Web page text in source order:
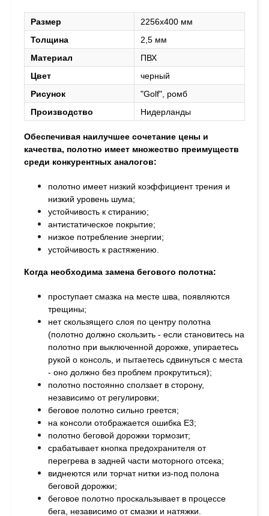
Размер
2256х400 мм
Толщина
2,5 мм
Материал
ПВХ
Цвет
черный
Рисунок
"Golf", ромб
Производство
Нидерланды
Обеспечивая наилучшее сочетание цены и
качества, полотно имеет множество преимуществ
среди конкурентных аналогов:
полотно имеет низкий коэффициент трения и
низкий уровень шума;
устойчивость к стиранию;
антистатическое покрытие;
низкое потребление энергии;
устойчивость к растяжению.
Когда необходима замена бегового полотна:
проступает смазка на месте шва, появляются
трещины;
нет скользящего слоя по центру полотна
(полотно должно скользить - если становитесь на
полотно при выключенной дорожке, упираетесь
рукой о консоль, и пытаетесь сдвинуться с места
- оно должно без проблем прокрутиться);
полотно постоянно сползает в сторону,
независимо от регулировки;
беговое полотно сильно греется;
на консоли отображается ошибка Е3;
полотно беговой дорожки тормозит;
срабатывает кнопка предохранителя от
перегрева в задней части моторного отсека;
виднеются или торчат нитки из-под полона
беговой дорожки;
беговое полотно проскальзывает в процессе
бега, независимо от смазки и натяжки.